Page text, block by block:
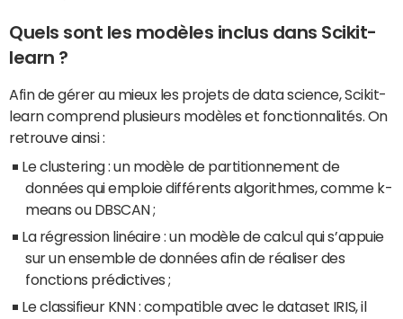
Quels sont les modèles inclus dans Scikit-
learn ?
Afin de gérer au mieux les projets de data science, Scikit-
learn comprend plusieurs modèles et fonctionnalités. On
retrouve ainsi :
Le clustering : un modèle de partitionnement de
données qui emploie différents algorithmes, comme k-
means ou DBSCAN ;
La régression linéaire : un modèle de calcul qui s’appuie
sur un ensemble de données afin de réaliser des
fonctions prédictives ;
Le classifieur KNN : compatible avec le dataset IRIS, il